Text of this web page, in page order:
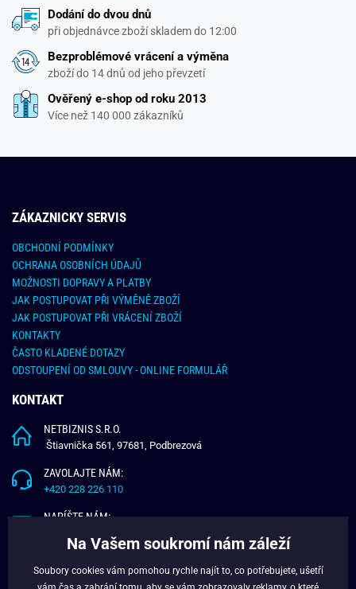
Dodání do dvou dnů
při objednávce zboží skladem do 12:00
Bezproblémové vrácení a výměna
zboží do 14 dnů od jeho převzetí
Ověřený e-shop od roku 2013
Více než 140 000 zákazníků
ZÁKAZNICKY SERVIS
OBCHODNÍ PODMÍNKY
OCHRANA OSOBNÍCH ÚDAJŮ
MOŽNOSTI DOPRAVY A PLATBY
JAK POSTUPOVAT PŘI VÝMĚNĚ ZBOŽÍ
JAK POSTUPOVAT PŘI VRÁCENÍ ZBOŽÍ
KONTAKTY
ČASTO KLADENÉ DOTAZY
ODSTOUPENÍ OD SMLOUVY - ONLINE FORMULÁŘ
KONTAKT
NETBIZNIS S.R.O.
Štiavnička 561, 97681, Podbrezová
ZAVOLAJTE NÁM:
+420 228 226 110
NAPÍŠTE NÁM:
Na Vašem soukromí nám záleží
Soubory cookies vám pomohou rychle najít to, co potřebujete, ušetří